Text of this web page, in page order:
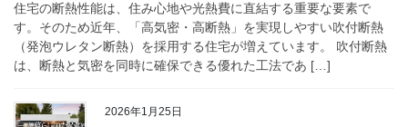
住宅の断熱性能は、住み心地や光熱費に直結する重要な要素で
す。そのため近年、「高気密・高断熱」を実現しやすい吹付断熱
（発泡ウレタン断熱）を採用する住宅が増えています。 吹付断熱
は、断熱と気密を同時に確保できる優れた工法であ […]
2026年1月25日